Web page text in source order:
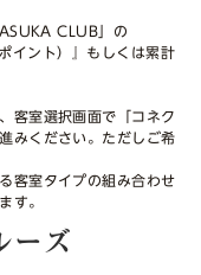
CLUB」の
イント）』もしくは累計
客室選択画面で「コネク
みください。ただしご希
客室タイプの組み合わせ
す。
ーズ